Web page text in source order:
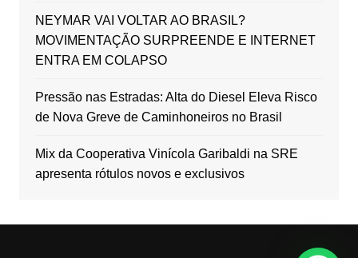
NEYMAR VAI VOLTAR AO BRASIL?
MOVIMENTAÇÃO SURPREENDE E INTERNET
ENTRA EM COLAPSO
Pressão nas Estradas: Alta do Diesel Eleva Risco
de Nova Greve de Caminhoneiros no Brasil
Mix da Cooperativa Vinícola Garibaldi na SRE
apresenta rótulos novos e exclusivos